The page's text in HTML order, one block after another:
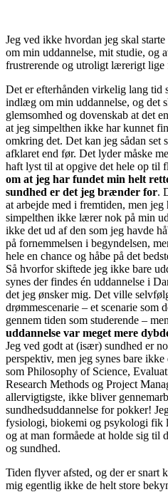
Jeg ved ikke hvordan jeg skal
om min uddannelse, mit studie, og
frustrerende og utroligt lærerigt lige
Det er efterhånden virkelig lang tid
indlæg om min uddannelse, og det
glemsomhed og dovenskab at det
at jeg simpelthen ikke har kunnet
omkring det. Det kan jeg sådan set
afklaret end før. Det lyder måske
haft lyst til at opgive det hele op til
om at jeg har fundet min helt
sundhed er det jeg brænder for.
at arbejde med i fremtiden, men jeg
simpelthen ikke lærer nok på min
ikke det ud af den som jeg havde
på fornemmelsen i begyndelsen,
hele en chance og håbe på det
Så hvorfor skiftede jeg ikke bare
synes der findes én uddannelse i
det jeg ønsker mig. Det ville
drømmescenarie – et scenarie som
gennem tiden som studerende –
uddannelse var meget mere
Jeg ved godt at (især) sundhed er
perspektiv, men jeg synes bare
som Philosophy of Science,
Research Methods og Project
allervigtigste, ikke bliver
sundhedsuddannelse for pokker!
fysiologi, biokemi og psykologi fik
og at man formåede at holde sig til
og sundhed.
Tiden flyver afsted, og der er snart
mig egentlig ikke de helt store